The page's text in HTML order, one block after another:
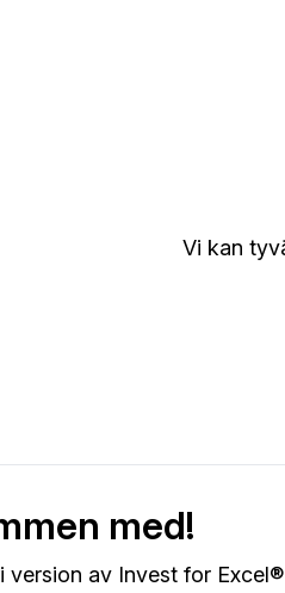
av flera investeringar, projekt
Vi kan
med!
version av Invest for